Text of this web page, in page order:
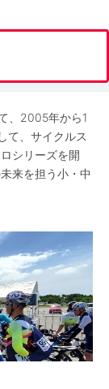
、2005年から1
て、サイクルス
シリーズを開
来を担う小・中